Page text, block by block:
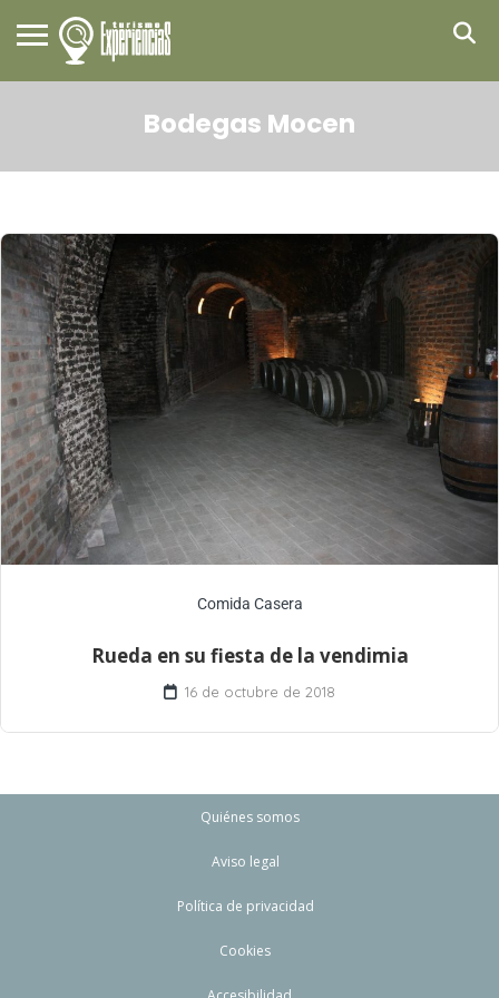
Bodegas Mocen
Comida Casera
Rueda en su fiesta de la vendimia
16 de octubre de 2018
Quiénes somos
Aviso legal
Política de privacidad
Cookies